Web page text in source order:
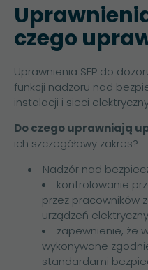
czego
Uprawnienia SEP do
funkcji nadzoru nad
instalacji i sieci
Do czego uprawniają
ich szczegółowy zakres?
Nadzór nad
kontrolowanie
przez pracowników
urządzeń
zapewnienie, że
wykonywane
standardami